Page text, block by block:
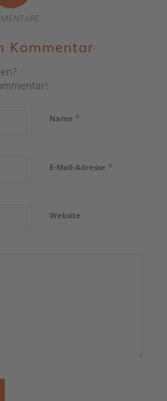
Kommentar
Name *
E-Mail-Adresse *
Website